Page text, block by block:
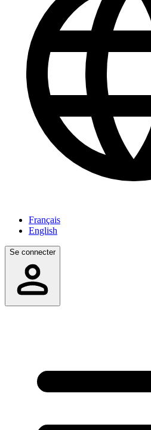
Français
English
Se connecter